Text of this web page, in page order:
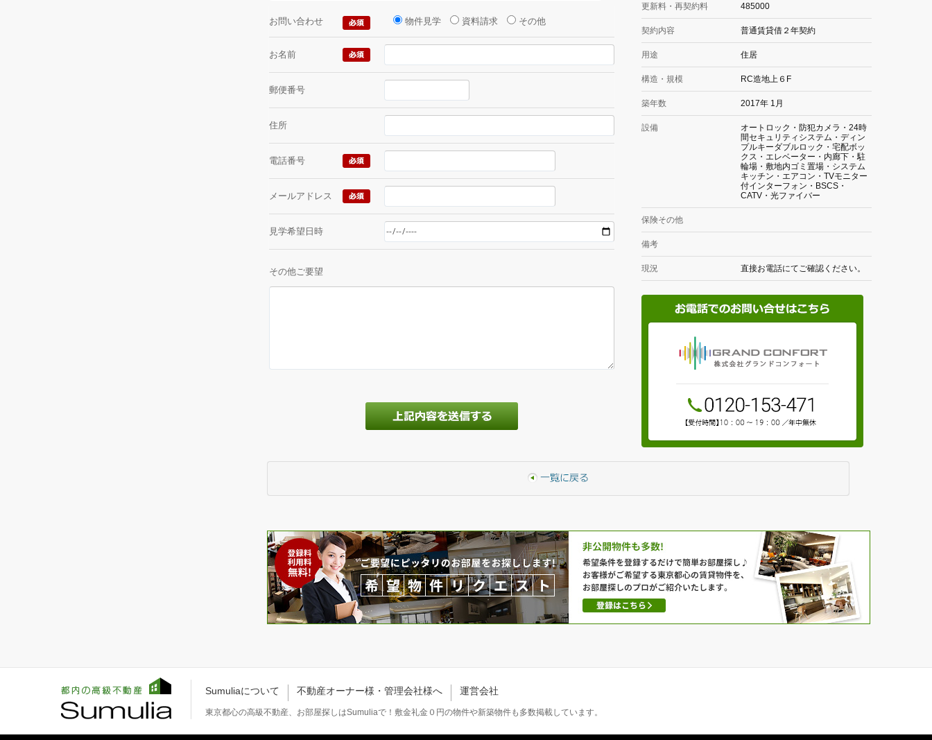
お問い合わせ 物件見学 資料請求 その他
お名前
郵便番号
住所
電話番号
メールアドレス
見学希望日時
その他ご要望
更新料・再契約料 485000
契約内容 普通賃貸借２年契約
用途 住居
構造・規模 RC造地上６F
築年数 2017年 1月
設備
オートロック・防犯カメラ・24時
間セキュリティシステム・ディン
プルキーダブルロック・宅配ボッ
クス・エレベーター・内廊下・駐
輪場・敷地内ゴミ置場・システム
キッチン・エアコン・TVモニター
付インターフォン・BSCS・
CATV・光ファイバー
保険その他
備考
現況 直接お電話にてご確認ください。
Sumuliaについて 不動産オーナー様・管理会社様へ 運営会社
東京都心の高級不動産、お部屋探しはSumuliaで！敷金礼金０円の物件や新築物件も多数掲載しています。